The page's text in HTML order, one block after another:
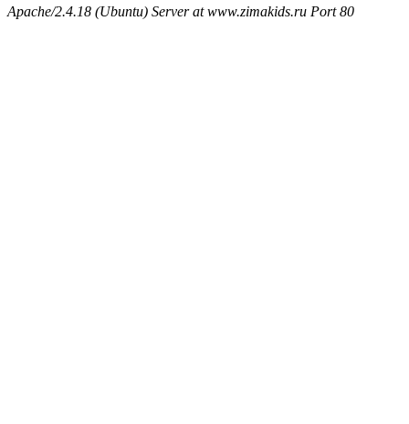
Apache/2.4.18 (Ubuntu) Server at www.zimakids.ru Port 80